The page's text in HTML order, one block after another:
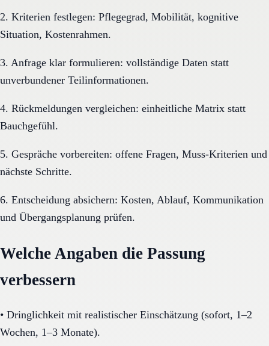
2. Kriterien festlegen: Pflegegrad, Mobilität, kognitive
Situation, Kostenrahmen.
3. Anfrage klar formulieren: vollständige Daten statt
unverbundener Teilinformationen.
4. Rückmeldungen vergleichen: einheitliche Matrix statt
Bauchgefühl.
5. Gespräche vorbereiten: offene Fragen, Muss-Kriterien und
nächste Schritte.
6. Entscheidung absichern: Kosten, Ablauf, Kommunikation
und Übergangsplanung prüfen.
Welche Angaben die Passung
verbessern
• Dringlichkeit mit realistischer Einschätzung (sofort, 1–2
Wochen, 1–3 Monate).